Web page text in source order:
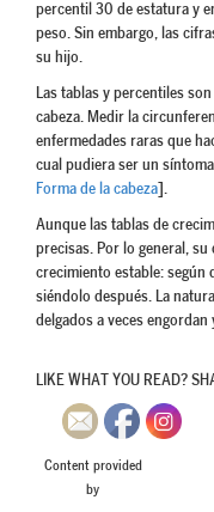
percentil 30 de estatura y
peso. Sin embargo, las
su hijo.
Las tablas y percentiles
cabeza. Medir la
enfermedades raras que
cual pudiera ser un
Forma de la cabeza ].
Aunque las tablas de
precisas. Por lo general, su
crecimiento estable: según
siéndolo después. La
delgados a veces
LIKE WHAT YOU READ?
Content provided
by